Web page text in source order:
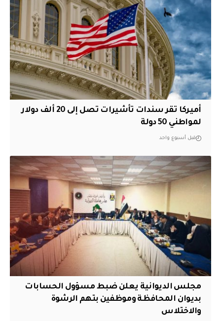
أميركا تقر سندات تأشيرات تصل إلى 20 ألف دولار
لمواطني 50 دولة
قبل أسبوع واحد
مجلس الديوانية يعلن ضبط مسؤول الحسابات
بديوان المحافظة وموظفين بتهم الرشوة
والاختلاس